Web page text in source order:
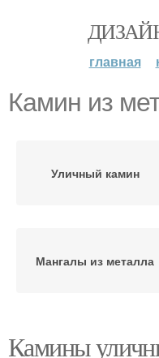
главная
Камин из
Уличный камин
Мангалы из металла
Камины